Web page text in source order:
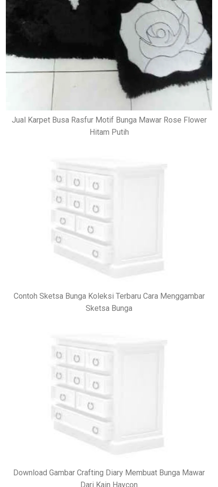
Jual Karpet Busa Rasfur Motif Bunga Mawar Rose Flower
Hitam Putih
Contoh Sketsa Bunga Koleksi Terbaru Cara Menggambar
Sketsa Bunga
Download Gambar Crafting Diary Membuat Bunga Mawar
Dari Kain Haycon